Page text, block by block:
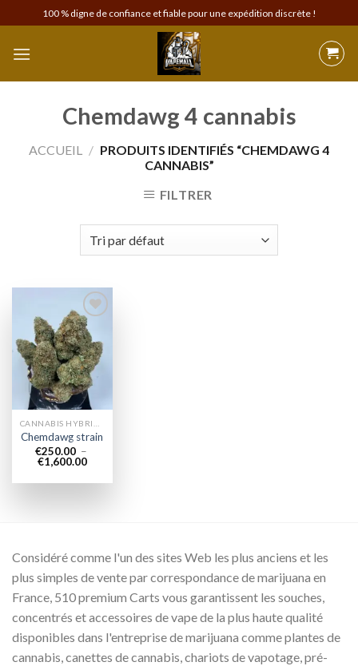
to
content
100 % digne de confiance et fiable pour une expédition discrète !
Chemdawg 4 cannabis
ACCUEIL / PRODUITS IDENTIFIÉS “CHEMDAWG 4
CANNABIS”
FILTRER
Add to
wishlist
Chemdawg strain
€250.00 –
€1,600.00Plage
prix :
Considéré comme l'un des sites Web les plus anciens et les
plus simples de vente par correspondance de marijuana en
France, 510 premium Carts vous garantissent les souches,
concentrés et accessoires de vape de la plus haute qualité
disponibles dans l'entreprise de marijuana comme plantes de
cannabis, canettes de cannabis, chariots de vapotage, pré-